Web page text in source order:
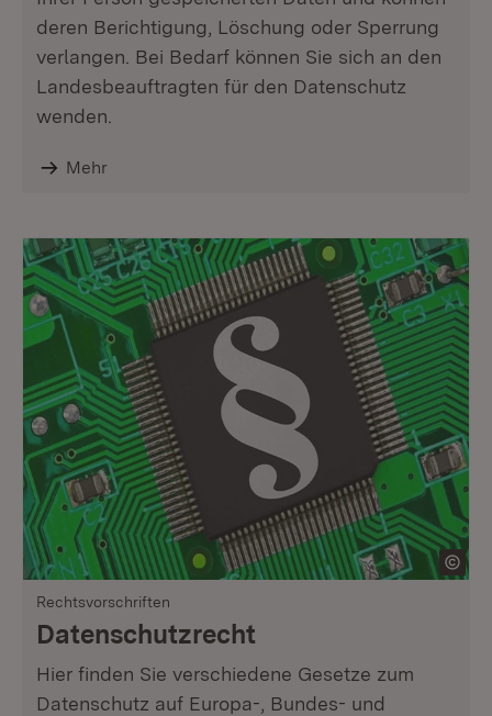
deren Berichtigung, Löschung oder Sperrung
verlangen. Bei Bedarf können Sie sich an den
Landesbeauftragten für den Datenschutz
wenden.
Mehr
Rechtsvorschriften
Datenschutzrecht
Hier finden Sie verschiedene Gesetze zum
Datenschutz auf Europa-, Bundes- und